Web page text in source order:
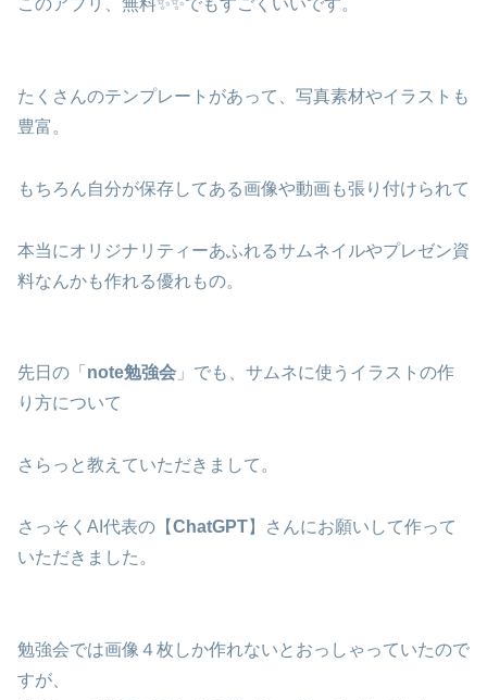
このアプリ、無料✨✨でもすごくいいです。
たくさんのテンプレートがあって、写真素材やイラストも
豊富。
もちろん自分が保存してある画像や動画も張り付けられて
本当にオリジナリティーあふれるサムネイルやプレゼン資
料なんかも作れる優れもの。
先日の「 note勉強会 」でも、サムネに使うイラストの作
り方について
さらっと教えていただきまして。
さっそくAI代表の【ChatGPT】さんにお願いして作って
いただきました。
勉強会では画像４枚しか作れないとおっしゃっていたので
すが、